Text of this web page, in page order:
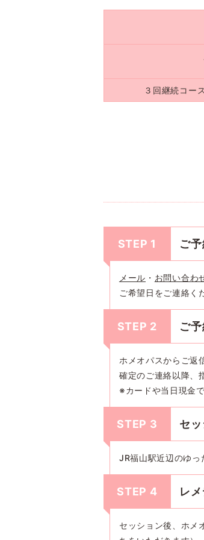
３回継続コ
STEP 1 ご
メール ・ お問い合わ
ご希望日をご連絡く
STEP 2 ご
ホメオパスからご返
確定のご連絡以降、
※カードや当日現金
STEP 3 セ
JR福山駅近辺のゆっ
STEP 4 レ
セッション後、ホメ